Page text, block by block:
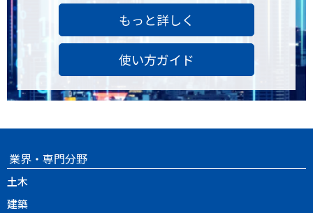
もっと詳しく
使い方ガイド
業界・専門分野
土木
建築